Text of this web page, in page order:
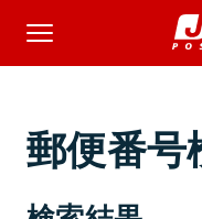
郵便番号